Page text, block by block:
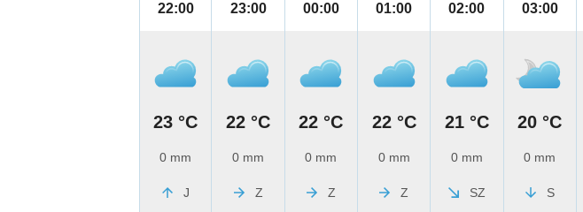
22:00
23 °C
0 mm
J
23:00
22 °C
0 mm
Z
00:00
22 °C
0 mm
Z
01:00
22 °C
0 mm
Z
02:00
21 °C
0 mm
SZ
03:00
20 °C
0 mm
S